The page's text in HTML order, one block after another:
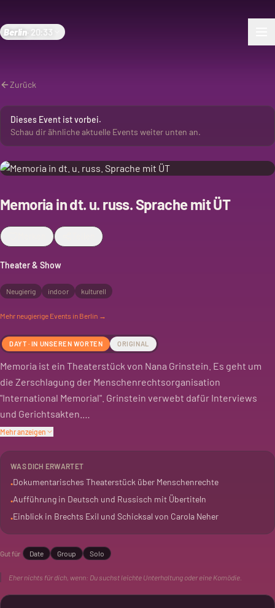
Berlin 20:33
Zurück
Dieses Event ist vorbei.
Schau dir ähnliche aktuelle Events weiter unten an.
Memoria in dt. u. russ. Sprache mit ÜT
Theater & Show
Neugierig indoor kulturell
Mehr neugierige Events in Berlin →
DAYT · IN UNSEREN WORTEN ORIGINAL
Memoria ist ein Theaterstück von Nana Grinstein. Es geht um
die Zerschlagung der Menschenrechtsorganisation
"International Memorial". Grinstein verwebt dafür Interviews
und Gerichtsakten.
Fallakte der Brecht-Schauspielerin Carola Neher spielt eine
Rolle. Ihr Schicksal wurde von "International Memorial"
beleuchtet.
Es ist ein dokumentarisches Stück, das in deutscher und
Erwarte einen kontemplativen Abend.
Mehr anzeigen
WAS DICH ERWARTET
•Dokumentarisches Theaterstück über Menschenrechte
•Aufführung in Deutsch und Russisch mit Übertiteln
•Einblick in Brechts Exil und Schicksal von Carola Neher
Gut für Date Group Solo
Eher nichts für dich, wenn: Du suchst leichte Unterhaltung oder eine Komödie.